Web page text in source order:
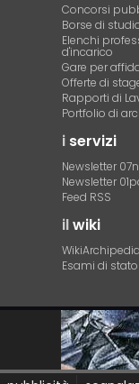
Concorsi
Borse di
Elenchi
d'incarico
Gare per
Offerte di
Rapporti di
Portfolio di
i servizi
Newsletter
Newsletter
Feed RSS
ilwiki
WikiArchipedia
Esami di